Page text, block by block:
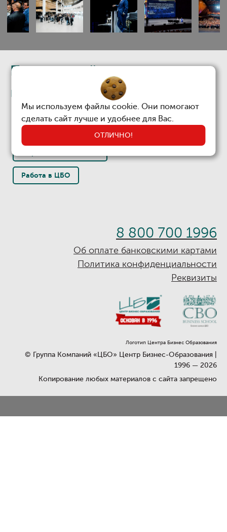
Подписывайтесь на наши
группы
Работа в ЦБО
8 800 700 1996
Об оплате банковскими картами
Политика конфиденциальности
Реквизиты
Логотип Центра Бизнес Образования
© Группа Компаний «ЦБО» Центр Бизнес-Образования |
1996 — 2026
Копирование любых материалов с сайта запрещено
Мы используем файлы cookie. Они помогают
сделать сайт лучше и удобнее для Вас.
ОТЛИЧНО!